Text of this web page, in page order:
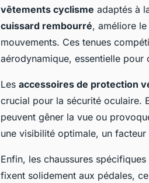
vêtements cyclisme adaptés à
cuissard rembourré, améliore
mouvements. Ces tenues
aérodynamique, essentielle
Les accessoires de protection
crucial pour la sécurité oculaire.
peuvent gêner la vue ou
une visibilité optimale, un
Enfin, les chaussures
fixent solidement aux pédales,